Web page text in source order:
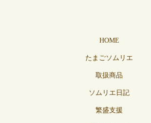
HOME
たまごソムリエ
取扱商品
ソムリエ日記
繁盛支援